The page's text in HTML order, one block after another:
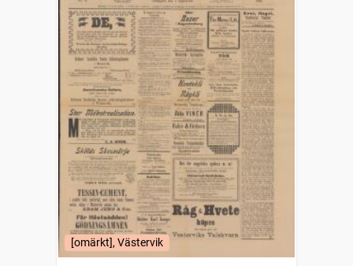
[omärkt], Västervik